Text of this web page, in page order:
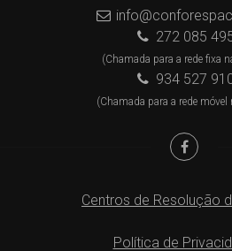
272 085
(Chamada para a rede fixa
934 527
(Chamada para a rede móvel
Centros de Resolução
Política de